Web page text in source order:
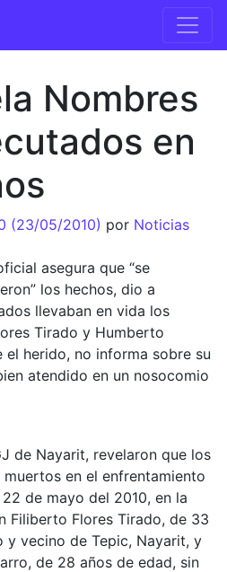
Nombres
en
(23/05/2010) por Noticias
asegura que “se
los hechos, dio a
llevaban en vida los
Tirado y Humberto
el herido, no informa sobre su
atendido en un nosocomio
de Nayarit, revelaron que los
en el enfrentamiento
de mayo del 2010, en la
Filiberto Flores Tirado, de 33
y vecino de Tepic, Nayarit, y
de 28 años de edad, sin